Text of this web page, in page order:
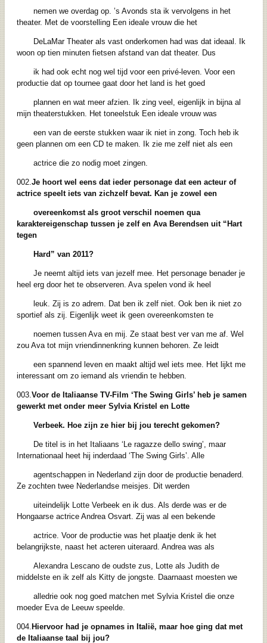
nemen we overdag op. ’s Avonds sta ik vervolgens in het
theater. Met de voorstelling Een ideale vrouw die het
DeLaMar Theater als vast onderkomen had was dat ideaal. Ik
woon op tien minuten fietsen afstand van dat theater. Dus
ik had ook echt nog wel tijd voor een privé-leven. Voor een
productie dat op tournee gaat door het land is het goed
plannen en wat meer afzien. Ik zing veel, eigenlijk in bijna al
mijn theaterstukken. Het toneelstuk Een ideale vrouw was
een van de eerste stukken waar ik niet in zong. Toch heb ik
geen plannen om een CD te maken. Ik zie me zelf niet als een
actrice die zo nodig moet zingen.
002. Je hoort wel eens dat ieder personage dat een acteur of
actrice speelt iets van zichzelf bevat. Kan je zowel een
overeenkomst als groot verschil noemen qua
karaktereigenschap tussen je zelf en Ava Berendsen uit “Hart
tegen
Hard” van 2011?
Je neemt altijd iets van jezelf mee. Het personage benader je
heel erg door het te observeren. Ava spelen vond ik heel
leuk. Zij is zo adrem. Dat ben ik zelf niet. Ook ben ik niet zo
sportief als zij. Eigenlijk weet ik geen overeenkomsten te
noemen tussen Ava en mij. Ze staat best ver van me af. Wel
zou Ava tot mijn vriendinnenkring kunnen behoren. Ze leidt
een spannend leven en maakt altijd wel iets mee. Het lijkt me
interessant om zo iemand als vriendin te hebben.
003. Voor de Italiaanse TV-Film ‘The Swing Girls’ heb je samen
gewerkt met onder meer Sylvia Kristel en Lotte
Verbeek. Hoe zijn ze hier bij jou terecht gekomen?
De titel is in het Italiaans ‘Le ragazze dello swing’, maar
Internationaal heet hij inderdaad ‘The Swing Girls’. Alle
agentschappen in Nederland zijn door de productie benaderd.
Ze zochten twee Nederlandse meisjes. Dit werden
uiteindelijk Lotte Verbeek en ik dus. Als derde was er de
Hongaarse actrice Andrea Osvart. Zij was al een bekende
actrice. Voor de productie was het plaatje denk ik het
belangrijkste, naast het acteren uiteraard. Andrea was als
Alexandra Lescano de oudste zus, Lotte als Judith de
middelste en ik zelf als Kitty de jongste. Daarnaast moesten we
alledrie ook nog goed matchen met Sylvia Kristel die onze
moeder Eva de Leeuw speelde.
004. Hiervoor had je opnames in Italië, maar hoe ging dat met
de Italiaanse taal bij jou?